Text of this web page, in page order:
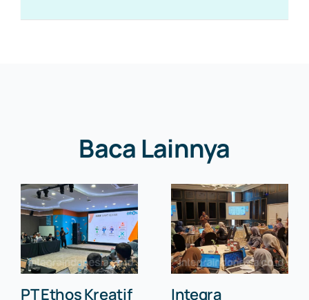
Baca Lainnya
PT Ethos Kreatif
Integra